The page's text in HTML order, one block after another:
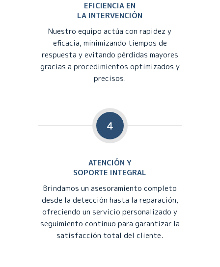
EFICIENCIA EN
LA INTERVENCIÓN
Nuestro equipo actúa con rapidez y
eficacia, minimizando tiempos de
respuesta y evitando pérdidas mayores
gracias a procedimientos optimizados y
precisos.
4
ATENCIÓN Y
SOPORTE INTEGRAL
Brindamos un asesoramiento completo
desde la detección hasta la reparación,
ofreciendo un servicio personalizado y
seguimiento continuo para garantizar la
satisfacción total del cliente.